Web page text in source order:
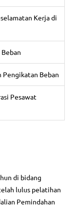
Kerja di
Pengikatan Beban
Pesawat
di bidang
lulus pelatihan
Pemindahan